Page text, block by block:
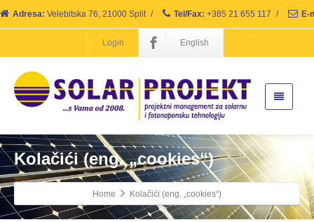
Adresa: Velebitska 76, 21000 Split / Tel/Fax: +385 21 655 117 / E-
Login English
Kolačići (eng. „cookies“)
Home Kolačići (eng. „cookies“)